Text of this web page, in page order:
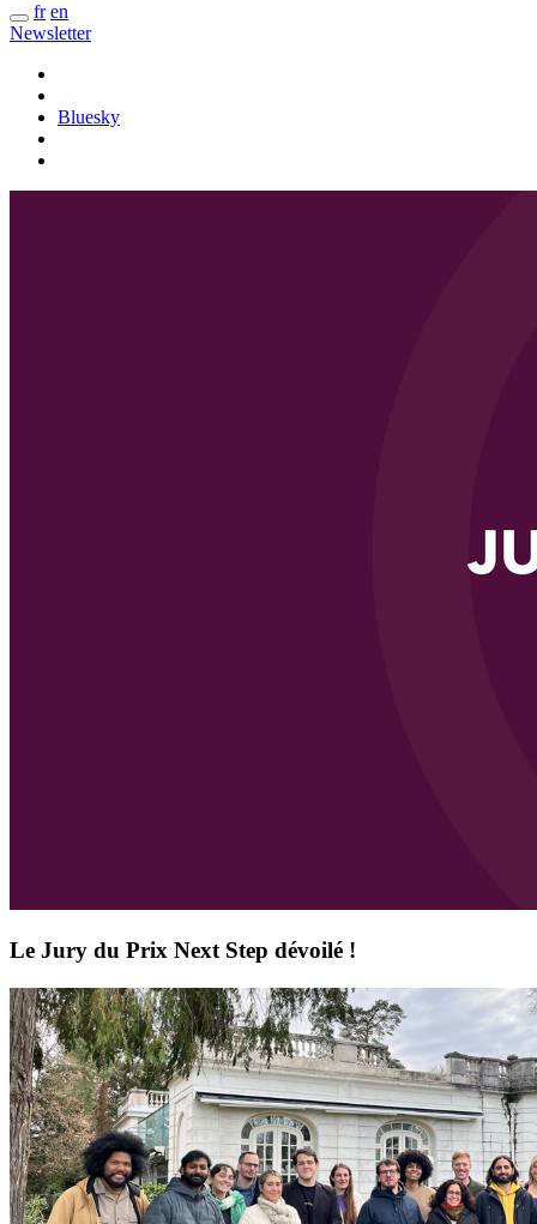
fr en
Newsletter
Bluesky
Le Jury du Prix Next Step dévoilé !